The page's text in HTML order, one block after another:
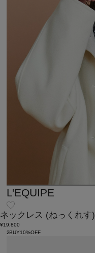
L'EQUIPE
ネックレス (ねっくれす)
¥19,800
2BUY10%OFF